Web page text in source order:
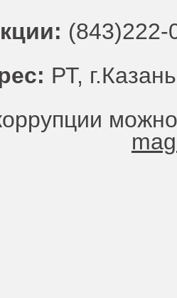
РТ,